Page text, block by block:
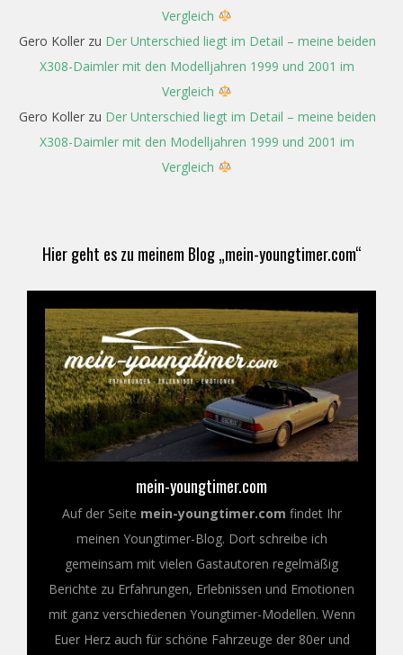
Vergleich
Gero Kollerzu Der Unterschied liegt im Detail – meine beiden
X308-Daimler mit den Modelljahren 1999 und 2001 im
Vergleich
Gero Kollerzu Der Unterschied liegt im Detail – meine beiden
X308-Daimler mit den Modelljahren 1999 und 2001 im
Vergleich
Hier geht es zu meinem Blog „mein-youngtimer.com“
mein-youngtimer.com
Auf der Seite mein-youngtimer.com findet Ihr
meinen Youngtimer-Blog. Dort schreibe ich
gemeinsam mit vielen Gastautoren regelmäßig
Berichte zu Erfahrungen, Erlebnissen und Emotionen
mit ganz verschiedenen Youngtimer-Modellen. Wenn
Euer Herz auch für schöne Fahrzeuge der 80er und